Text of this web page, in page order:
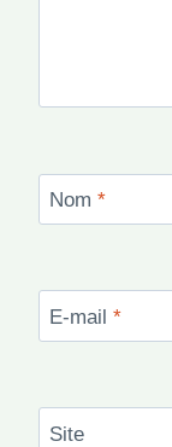
Nom *
E-mail *
Site